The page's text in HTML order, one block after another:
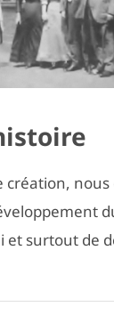
création,
et surtout de